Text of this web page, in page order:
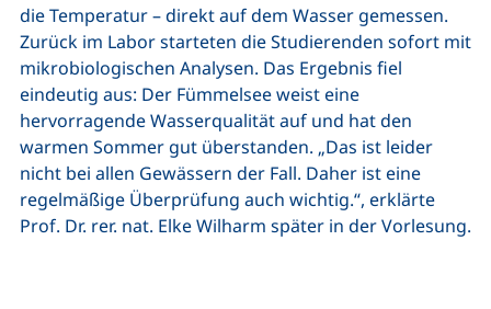
die Temperatur – direkt auf dem Wasser gemessen.
Zurück im Labor starteten die Studierenden sofort mit
mikrobiologischen Analysen. Das Ergebnis fiel
eindeutig aus: Der Fümmelsee weist eine
hervorragende Wasserqualität auf und hat den
warmen Sommer gut überstanden. „Das ist leider
nicht bei allen Gewässern der Fall. Daher ist eine
regelmäßige Überprüfung auch wichtig.“, erklärte
Prof. Dr. rer. nat. Elke Wilharm später in der Vorlesung.